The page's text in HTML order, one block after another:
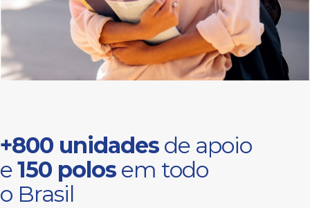
+800 unidades de apoio
e150 polos em todo
o Brasil